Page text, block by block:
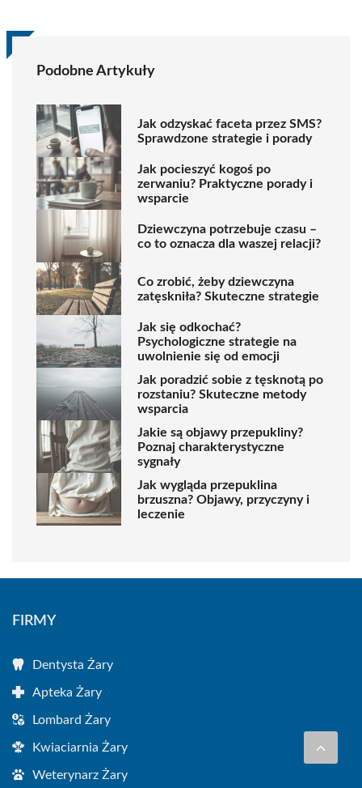
Podobne Artykuły
Jak odzyskać faceta przez SMS?
Sprawdzone strategie i porady
Jak pocieszyć kogoś po
zerwaniu? Praktyczne porady i
wsparcie
Dziewczyna potrzebuje czasu –
co to oznacza dla waszej relacji?
Co zrobić, żeby dziewczyna
zatęskniła? Skuteczne strategie
Jak się odkochać?
Psychologiczne strategie na
uwolnienie się od emocji
Jak poradzić sobie z tęsknotą po
rozstaniu? Skuteczne metody
wsparcia
Jakie są objawy przepukliny?
Poznaj charakterystyczne
sygnały
Jak wygląda przepuklina
brzuszna? Objawy, przyczyny i
leczenie
FIRMY
Dentysta Żary
Apteka Żary
Lombard Żary
Kwiaciarnia Żary
Weterynarz Żary